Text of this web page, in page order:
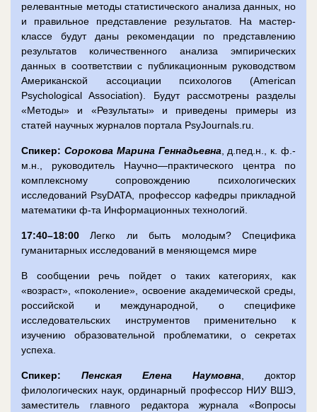
релевантные методы статистического анализа данных, но
и правильное представление результатов. На мастер-
классе будут даны рекомендации по представлению
результатов количественного анализа эмпирических
данных в соответствии с публикационным руководством
Американской ассоциации психологов (American
Psychological Association). Будут рассмотрены разделы
«Методы» и «Результаты» и приведены примеры из
статей научных журналов портала PsyJournals.ru.
Спикер: Сорокова Марина Геннадьевна, д.пед.н., к. ф.-
м.н., руководитель Научно—практического центра по
комплексному сопровождению психологических
исследований PsyDATA, профессор кафедры прикладной
математики ф-та Информационных технологий.
17:40–18:00 Легко ли быть молодым? Специфика
гуманитарных исследований в меняющемся мире
В сообщении речь пойдет о таких категориях, как
«возраст», «поколение», освоение академической среды,
российской и международной, о специфике
исследовательских инструментов применительно к
изучению образовательной проблематики, о секретах
успеха.
Спикер: Пенская Елена Наумовна, доктор
филологических наук, ординарный профессор НИУ ВШЭ,
заместитель главного редактора журнала «Вопросы